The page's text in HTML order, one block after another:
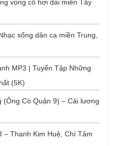
vọng cổ hơi dài miền Tây
sống dân ca miền Trung,
MP3 | Tuyển Tập Những
(5K)
(Ông Cò Quận 9) – Cải lương
Thanh Kim Huệ, Chí Tâm